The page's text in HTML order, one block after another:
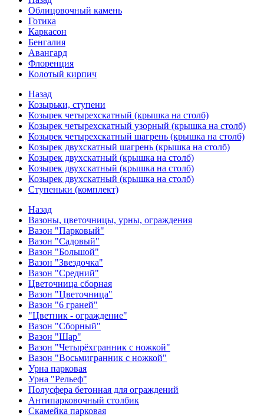
Облицовочный камень
Готика
Каркасон
Бенгалия
Авангард
Флоренция
Колотый кирпич
Назад
Козырьки, ступени
Козырек четырехскатный (крышка на столб)
Козырек четырехскатный узорный (крышка на столб)
Козырек четырехскатный шагрень (крышка на столб)
Козырек двухскатный шагрень (крышка на столб)
Козырек двухскатный (крышка на столб)
Козырек двухскатный (крышка на столб)
Козырек двухскатный (крышка на столб)
Ступеньки (комплект)
Назад
Вазоны, цветочницы, урны, ограждения
Вазон "Парковый"
Вазон "Садовый"
Вазон "Большой"
Вазон "Звездочка"
Вазон "Средний"
Цветочница сборная
Вазон "Цветочница"
Вазон "6 граней"
"Цветник - ограждение"
Вазон "Сборный"
Вазон "Шар"
Вазон "Четырёхгранник с ножкой"
Вазон "Восьмигранник с ножкой"
Урна парковая
Урна "Рельеф"
Полусфера бетонная для ограждений
Антипарковочный столбик
Скамейка парковая